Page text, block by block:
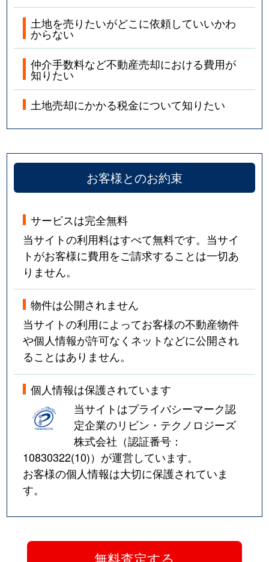
土地を売りたいがどこに依頼していいかわ
からない
仲介手数料など不動産売却における費用が
知りたい
土地売却にかかる税金について知りたい
お客様とのお約束
サービスは完全無料
当サイトの利用料はすべて無料です。当サイ
トがお客様に費用をご請求することは一切あ
りません。
物件は公開されません
当サイトの利用によってお客様の不動産物件
や個人情報が許可なくネットなどに公開され
ることはありません。
個人情報は保護されています
当サイトはプライバシーマーク認
定企業のリビン・テクノロジーズ
株式会社（認証番号：
10830322(10)）が運営しています。
お客様の個人情報は大切に保護されていま
す。